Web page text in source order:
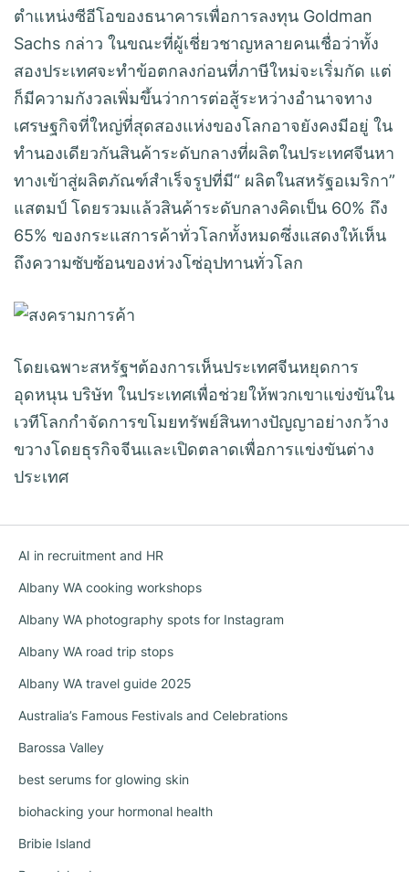
ตำแหน่งซีอีโอของธนาคารเพื่อการลงทุน Goldman
Sachs กล่าว ในขณะที่ผู้เชี่ยวชาญหลายคนเชื่อว่าทั้ง
สองประเทศจะทำข้อตกลงก่อนที่ภาษีใหม่จะเริ่มกัด แต่
ก็มีความกังวลเพิ่มขึ้นว่าการต่อสู้ระหว่างอำนาจทาง
เศรษฐกิจที่ใหญ่ที่สุดสองแห่งของโลกอาจยังคงมีอยู่ ใน
ทำนองเดียวกันสินค้าระดับกลางที่ผลิตในประเทศจีนหา
ทางเข้าสู่ผลิตภัณฑ์สำเร็จรูปที่มี“ ผลิตในสหรัฐอเมริกา”
แสตมป์ โดยรวมแล้วสินค้าระดับกลางคิดเป็น 60% ถึง
65% ของกระแสการค้าทั่วโลกทั้งหมดซึ่งแสดงให้เห็น
ถึงความซับซ้อนของห่วงโซ่อุปทานทั่วโลก
โดยเฉพาะสหรัฐฯต้องการเห็นประเทศจีนหยุดการ
อุดหนุน บริษัท ในประเทศเพื่อช่วยให้พวกเขาแข่งขันใน
เวทีโลกกำจัดการขโมยทรัพย์สินทางปัญญาอย่างกว้าง
ขวางโดยธุรกิจจีนและเปิดตลาดเพื่อการแข่งขันต่าง
ประเทศ
AI in recruitment and HR
Albany WA cooking workshops
Albany WA photography spots for Instagram
Albany WA road trip stops
Albany WA travel guide 2025
Australia’s Famous Festivals and Celebrations
Barossa Valley
best serums for glowing skin
biohacking your hormonal health
Bribie Island